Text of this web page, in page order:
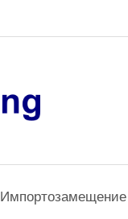
Импортозамещение